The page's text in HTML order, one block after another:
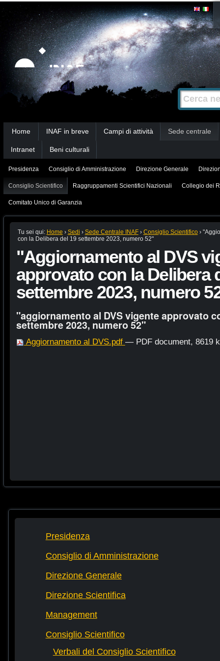
Strumenti
personali
Salta
contenuti.
|
Salta
alla
navigazione
Cerca nel
Ricerca
avanzata…
Home INAF in breve Campi di attività Sede centrale
Intranet Beni culturali
Presidenza Consiglio di Amministrazione Direzione Generale
Consiglio Scientifico Raggruppamenti Scientifici Nazionali Collegio dei
Comitato Unico di Garanzia
Tu sei qui: Home › Sedi › Sede Centrale INAF › Consiglio Scientifico ›
con la Delibera del 19 settembre 2023, numero 52"
"Aggiornamento al DVS
approvato con la Delibera
settembre 2023, numero
"aggiornamento al DVS vigente approvato
settembre 2023, numero 52"
Aggiornamento al DVS.pdf — PDF document, 8619
Presidenza
Consiglio di Amministrazione
Direzione Generale
Direzione Scientifica
Management
Consiglio Scientifico
Verbali del Consiglio Scientifico